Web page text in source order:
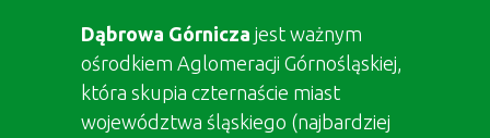
Dąbrowa Górnicza jest ważnym
ośrodkiem Aglomeracji Górnośląskiej,
która skupia czternaście miast
województwa śląskiego (najbardziej